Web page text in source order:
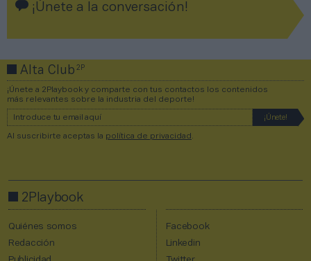
¡Únete a la conversación!
Alta Club2P
¡Únete a 2Playbook y comparte con tus contactos los contenidos
más relevantes sobre la industria del deporte!
Al suscribirte aceptas la política de privacidad .
2Playbook
Quiénes somos
Redacción
Facebook
Linkedin